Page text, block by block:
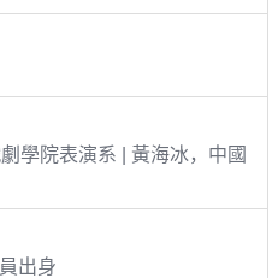
學院表演系 | 黃海冰，中國
出身